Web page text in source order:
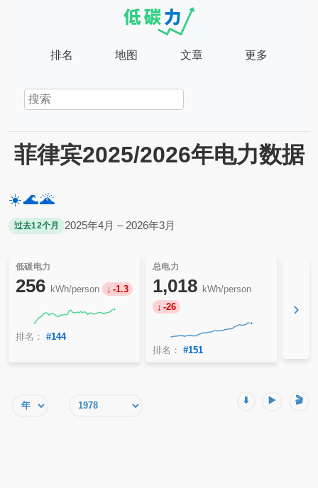
排名 地图 文章 更多
菲律宾2025/2026年电力数据
☀️🌊🌋
过去12个月 2025年4月 – 2026年3月
低碳电力
256 kWh/person -1.3
排名： #144
总电力
1,018 kWh/person
-26
排名： #151
›
⬇️ ▶️ 🎬